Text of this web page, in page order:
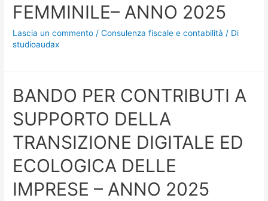
FEMMINILE– ANNO 2025
Lascia un commento /Consulenza fiscale e contabilità / Di
studioaudax
BANDO PER CONTRIBUTI A
SUPPORTO DELLA
TRANSIZIONE DIGITALE ED
ECOLOGICA DELLE
IMPRESE – ANNO 2025